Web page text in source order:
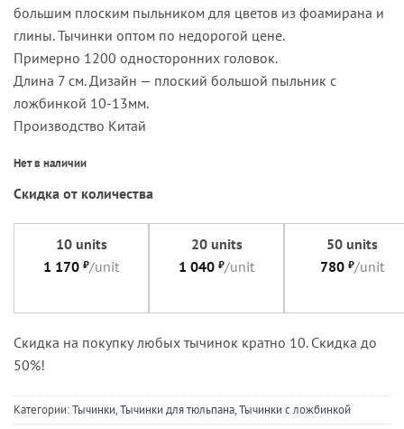
большим плоским пыльником для цветов из фоамирана и
глины. Тычинки оптом по недорогой цене.
Примерно 1200 односторонних головок.
Длина 7 см. Дизайн — плоский большой пыльник с
ложбинкой 10-13мм.
Производство Китай
Нет в наличии
Скидка от количества
10 units
1 170 ₽/unit
20 units
1 040 ₽/unit
50 units
780 ₽/unit
Cкидка на покупку любых тычинок кратно 10. Скидка до
50%!
Категории:Тычинки,Тычинки для тюльпана,Тычинки с ложбинкой